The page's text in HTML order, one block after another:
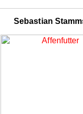
Sebastian